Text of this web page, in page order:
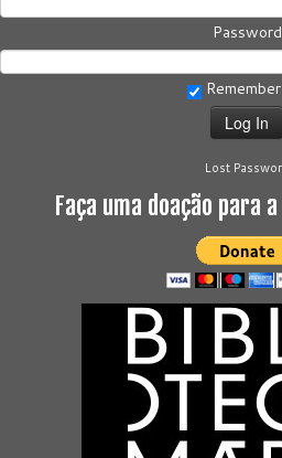
Password
Lost
Faça uma doação para